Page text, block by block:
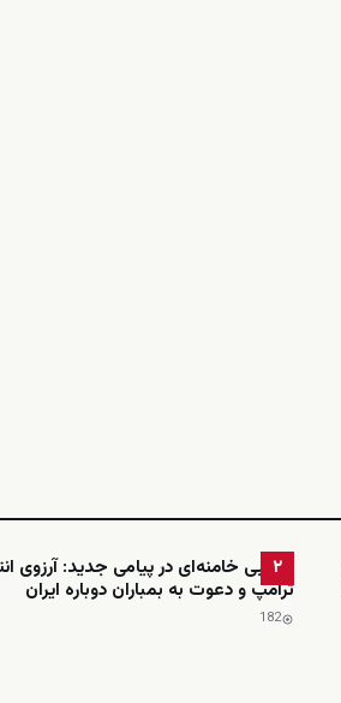
۲
مجتبی خامنه‌ای در پیامی جدید: آرزوی
ترامپ و دعوت به بمباران دوباره ایران
182